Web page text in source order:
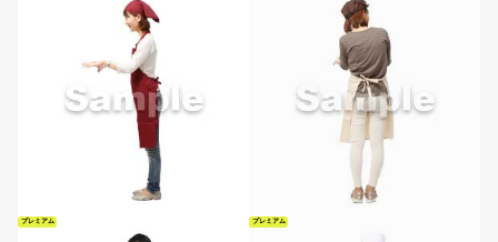
プレミアム プレミアム